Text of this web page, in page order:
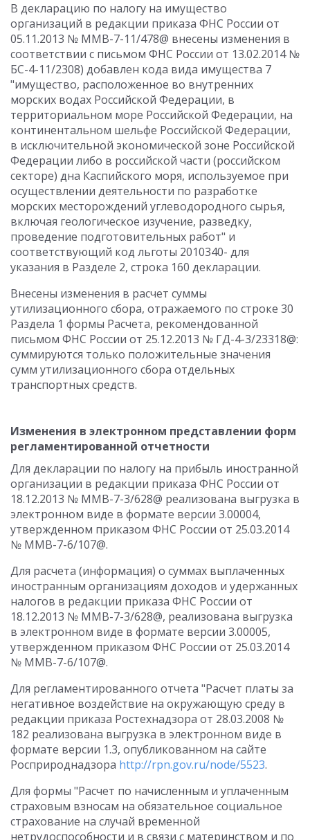
В декларацию по налогу на имущество
организаций в редакции приказа ФНС России от
05.11.2013 № ММВ-7-11/478@ внесены изменения в
соответствии с письмом ФНС России от 13.02.2014 №
БС-4-11/2308) добавлен кода вида имущества 7
"имущество, расположенное во внутренних
морских водах Российской Федерации, в
территориальном море Российской Федерации, на
континентальном шельфе Российской Федерации,
в исключительной экономической зоне Российской
Федерации либо в российской части (российском
секторе) дна Каспийского моря, используемое при
осуществлении деятельности по разработке
морских месторождений углеводородного сырья,
включая геологическое изучение, разведку,
проведение подготовительных работ" и
соответствующий код льготы 2010340- для
указания в Разделе 2, строка 160 декларации.
Внесены изменения в расчет суммы
утилизационного сбора, отражаемого по строке 30
Раздела 1 формы Расчета, рекомендованной
письмом ФНС России от 25.12.2013 № ГД-4-3/23318@:
суммируются только положительные значения
сумм утилизационного сбора отдельных
транспортных средств.
Изменения в электронном представлении форм
регламентированной отчетности
Для декларации по налогу на прибыль иностранной
организации в редакции приказа ФНС России от
18.12.2013 № ММВ-7-3/628@ реализована выгрузка в
электронном виде в формате версии 3.00004,
утвержденном приказом ФНС России от 25.03.2014
№ ММВ-7-6/107@.
Для расчета (информация) о суммах выплаченных
иностранным организациям доходов и удержанных
налогов в редакции приказа ФНС России от
18.12.2013 № ММВ-7-3/628@, реализована выгрузка
в электронном виде в формате версии 3.00005,
утвержденном приказом ФНС России от 25.03.2014
№ ММВ-7-6/107@.
Для регламентированного отчета "Расчет платы за
негативное воздействие на окружающую среду в
редакции приказа Ростехнадзора от 28.03.2008 №
182 реализована выгрузка в электронном виде в
формате версии 1.3, опубликованном на сайте
Росприроднадзора http://rpn.gov.ru/node/5523.
Для формы "Расчет по начисленным и уплаченным
страховым взносам на обязательное социальное
страхование на случай временной
нетрудоспособности и в связи с материнством и по